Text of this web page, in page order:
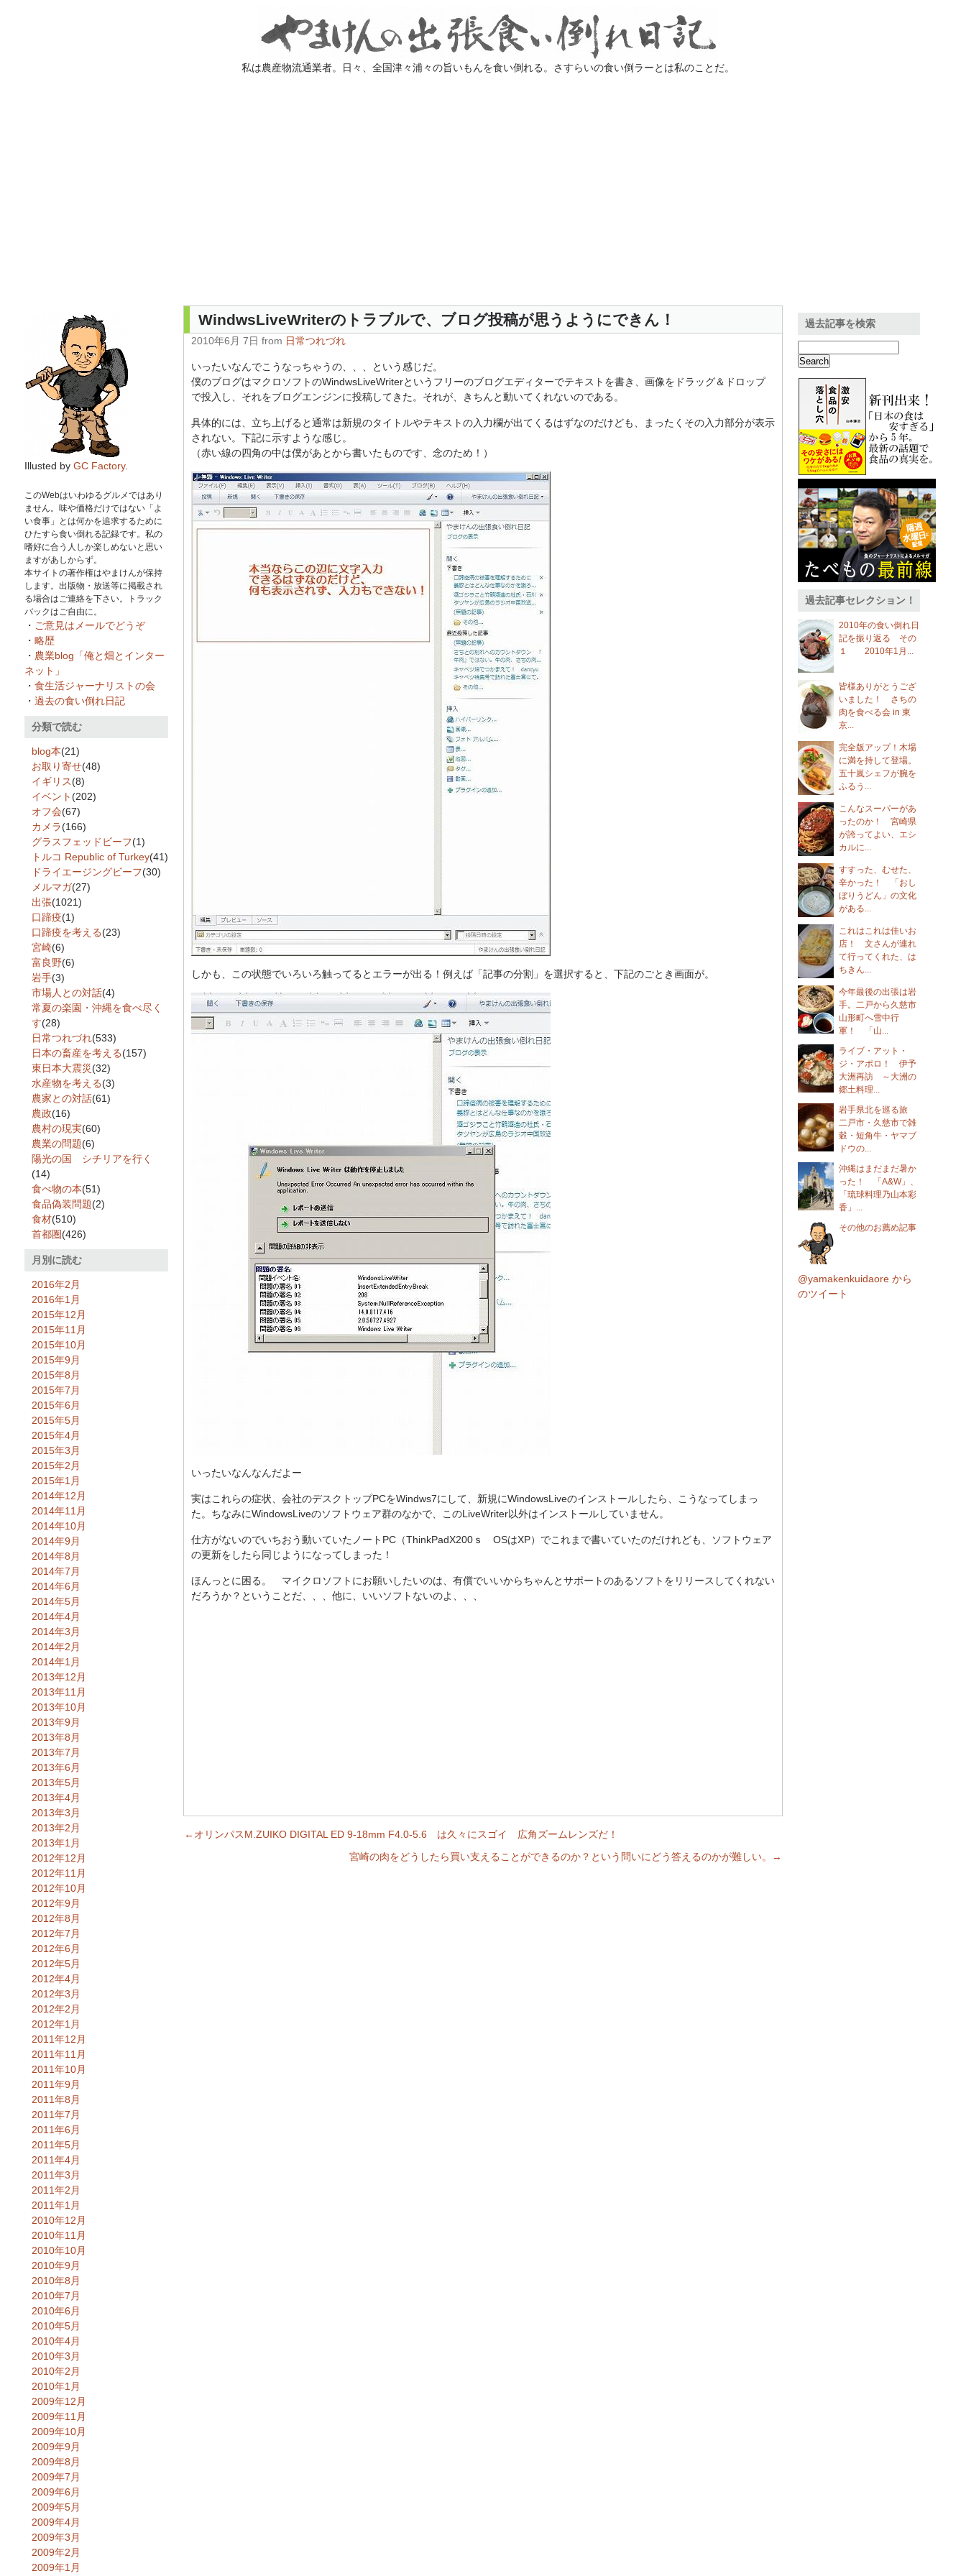
私は農産物流通業者。日々、全国津々浦々の旨いもんを食い倒れる。さすらいの食い倒ラーとは私のことだ。
WindwsLiveWriterのトラブルで、ブログ投稿が思うようにできん！
2010年6月 7日 from 日常つれづれ
いったいなんでこうなっちゃうの、、、という感じだ。
僕のブログはマクロソフトのWindwsLiveWriterというフリーのブログエディターでテキストを書き、画像をドラッグ＆ドロップ
で投入し、それをブログエンジンに投稿してきた。それが、きちんと動いてくれないのである。
具体的には、立ち上げると通常は新規のタイトルやテキストの入力欄が出てくるはずなのだけども、まったくその入力部分が表示
されない。下記に示すような感じ。
（赤い線の四角の中は僕があとから書いたものです、念のため！）
しかも、この状態でいろいろ触ってるとエラーが出る！例えば「記事の分割」を選択すると、下記のごとき画面が。
いったいなんなんだよー
実はこれらの症状、会社のデスクトップPCをWindws7にして、新規にWindowsLiveのインストールしたら、こうなってしまっ
た。ちなみにWindowsLiveのソフトウェア群のなかで、このLiveWriter以外はインストールしていません。
仕方がないのでいちおう動いていたノートPC（ThinkPadX200ｓ OSはXP）でこれまで書いていたのだけれども、ソフトウェア
の更新をしたら同じようになってしまった！
ほんっとに困る。 マイクロソフトにお願いしたいのは、有償でいいからちゃんとサポートのあるソフトをリリースしてくれない
だろうか？ということだ、、、他に、いいソフトないのよ、、、
←オリンパスM.ZUIKO DIGITAL ED 9-18mm F4.0-5.6 は久々にスゴイ 広角ズームレンズだ！
宮崎の肉をどうしたら買い支えることができるのか？という問いにどう答えるのかが難しい。→
Illusted by GC Factory.
このWebはいわゆるグルメではあり
ません。味や価格だけではない「よ
い食事」とは何かを追求するために
ひたすら食い倒れる記録です。私の
嗜好に合う人しか楽しめないと思い
ますがあしからず。
本サイトの著作権はやまけんが保持
します。出版物・放送等に掲載され
る場合はご連絡を下さい。トラック
バックはご自由に。
・ ご意見はメールでどうぞ
・ 略歴
・ 農業blog「俺と畑とインター
ネット」
・ 食生活ジャーナリストの会
・ 過去の食い倒れ日記
分類で読む
blog本(21)
お取り寄せ(48)
イギリス(8)
イベント (202)
オフ会(67)
カメラ(166)
グラスフェッドビーフ(1)
トルコ Republic of Turkey(41)
ドライエージングビーフ(30)
メルマガ(27)
出張(1021)
口蹄疫(1)
口蹄疫を考える(23)
宮崎(6)
富良野(6)
岩手(3)
市場人との対話(4)
常夏の楽園・沖縄を食べ尽く
す(28)
日常つれづれ(533)
日本の畜産を考える(157)
東日本大震災(32)
水産物を考える(3)
農家との対話(61)
農政(16)
農村の現実(60)
農業の問題(6)
陽光の国 シチリアを行く
(14)
食べ物の本(51)
食品偽装問題(2)
食材(510)
首都圏(426)
月別に読む
2016年2月
2016年1月
2015年12月
2015年11月
2015年10月
2015年9月
2015年8月
2015年7月
2015年6月
2015年5月
2015年4月
2015年3月
2015年2月
2015年1月
2014年12月
2014年11月
2014年10月
2014年9月
2014年8月
2014年7月
2014年6月
2014年5月
2014年4月
2014年3月
2014年2月
2014年1月
2013年12月
2013年11月
2013年10月
2013年9月
2013年8月
2013年7月
2013年6月
2013年5月
2013年4月
2013年3月
2013年2月
2013年1月
2012年12月
2012年11月
2012年10月
2012年9月
2012年8月
2012年7月
2012年6月
2012年5月
2012年4月
2012年3月
2012年2月
2012年1月
2011年12月
2011年11月
2011年10月
2011年9月
2011年8月
2011年7月
2011年6月
2011年5月
2011年4月
2011年3月
2011年2月
2011年1月
2010年12月
2010年11月
2010年10月
2010年9月
2010年8月
2010年7月
2010年6月
2010年5月
2010年4月
2010年3月
2010年2月
2010年1月
2009年12月
2009年11月
2009年10月
2009年9月
2009年8月
2009年7月
2009年6月
2009年5月
2009年4月
2009年3月
2009年2月
2009年1月
過去記事を検索
過去記事セレクション！
2010年の食い倒れ日
記を振り返る その
１ 2010年1月...
皆様ありがとうござ
いました！ さちの
肉を食べる会 in 東
京...
完全版アップ！木場
に満を持して登場。
五十嵐シェフが腕を
ふるう...
こんなスーパーがあ
ったのか！ 宮崎県
が誇ってよい、エシ
カルに...
すすった、むせた、
辛かった！ 「おし
ぼりうどん」の文化
がある...
これはこれは佳いお
店！ 文さんが連れ
て行ってくれた、は
ちきん...
今年最後の出張は岩
手。二戸から久慈市
山形町へ雪中行
軍！ 「山...
ライブ・アット・
ジ・アポロ！ 伊予
大洲再訪 ～大洲の
郷土料理...
岩手県北を巡る旅
二戸市・久慈市で雑
穀・短角牛・ヤマブ
ドウの...
沖縄はまだまだ暑か
った！ 「A&W」、
「琉球料理乃山本彩
香」...
その他のお薦め記事
@yamakenkuidaore から
のツイート